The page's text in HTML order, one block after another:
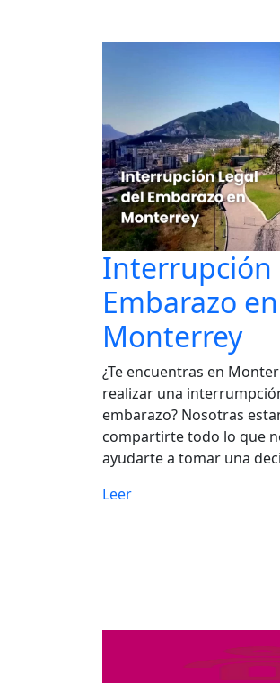
Interrupción
Embarazo en
Monterrey
¿Te encuentras en
realizar una
embarazo? Nosotras
compartirte todo lo que
ayudarte a tomar una
Leer